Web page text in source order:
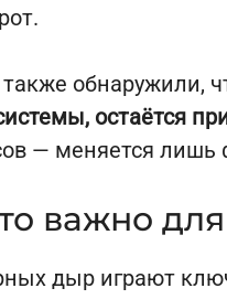
обнаружили,
остаётся
— меняется лишь
важно
дыр играют